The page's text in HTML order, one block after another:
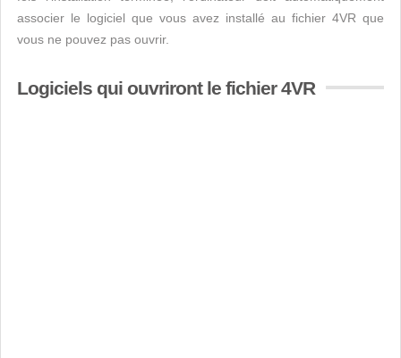
associer le logiciel que vous avez installé au fichier 4VR que
vous ne pouvez pas ouvrir.
Logiciels qui ouvriront le fichier 4VR